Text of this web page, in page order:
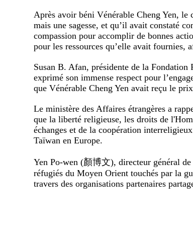
Après avoir béni Vénérable Cheng Yen, le
mais une sagesse, et qu’il avait constaté
compassion pour accomplir de bonnes
pour les ressources qu’elle avait
Susan B. Afan, présidente de la
exprimé son immense respect pour
que Vénérable Cheng Yen avait reçu le
Le ministère des Affaires étrangères a
que la liberté religieuse, les droits de
échanges et de la coopération
Taïwan en Europe.
Yen Po-wen (顏博文), directeur général
réfugiés du Moyen Orient touchés par la
travers des organisations partenaires